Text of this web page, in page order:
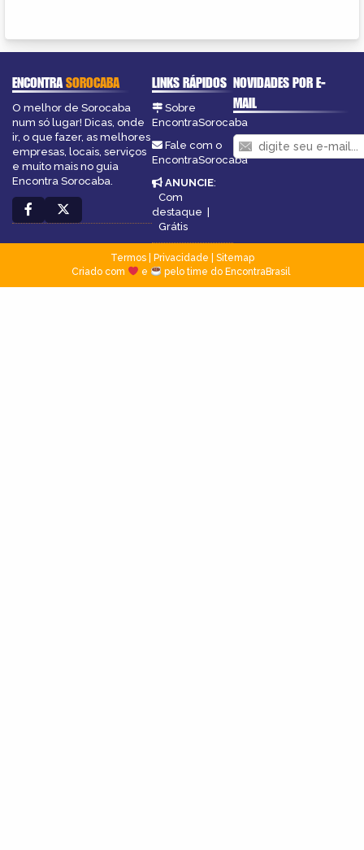
ENCONTRASOROCABA
O melhor de Sorocaba
num só lugar! Dicas, onde
ir, o que fazer, as melhores
empresas, locais, serviços
e muito mais no guia
Encontra Sorocaba.
LINKS RÁPIDOS
Sobre
EncontraSorocaba
Fale com o
EncontraSorocaba
ANUNCIE:
Com
destaque
Grátis
NOVIDADES POR E-
MAIL
Termos| Privacidade
Sitemap
Criado com
e pelo time do EncontraBrasil